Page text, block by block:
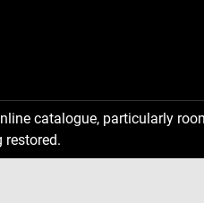
catalogue, particularly
restored.